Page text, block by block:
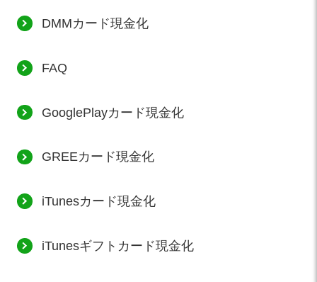
DMMカード現金化
FAQ
GooglePlayカード現金化
GREEカード現金化
iTunesカード現金化
iTunesギフトカード現金化